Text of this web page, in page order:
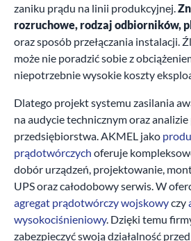
zaniku prądu na linii produkcyjnej.
rozruchowe, rodzaj odbiorników,
oraz sposób przełączania instalacji.
może nie poradzić sobie z
niepotrzebnie wysokie koszty
Dlatego projekt systemu zasilania
na audycie technicznym oraz
przedsiębiorstwa. AKMEL jako
prądotwórczych oferuje
dobór urządzeń, projektowanie,
UPS oraz całodobowy serwis. W
agregat prądotwórczy wojskowyczy
wysokociśnieniowy. Dzięki temu
zabezpieczyć swoją działalność